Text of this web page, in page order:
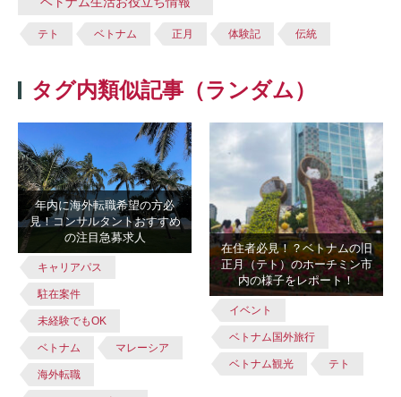
テト ベトナム 正月 体験記 伝統
タグ内類似記事（ランダム）
年内に海外転職希望の方必
見！コンサルタントおすすめ
の注目急募求人
キャリアパス
駐在案件
未経験でもOK
ベトナム マレーシア
海外転職
在住者必見！？ベトナムの旧
正月（テト）のホーチミン市
内の様子をレポート！
イベント
ベトナム国外旅行
ベトナム観光 テト